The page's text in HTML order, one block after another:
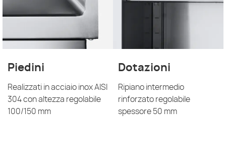
Piedini
Realizzati in acciaio inox AISI
304 con altezza regolabile
100/150 mm
Dotazioni
Ripiano intermedio
rinforzato regolabile
spessore 50 mm